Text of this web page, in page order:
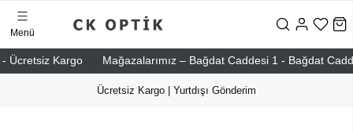
Ücretsiz Kargo Mağazalarımız – Bağdat Caddesi 1 - Bağdat
Menü
Ücretsiz Kargo | Yurtdışı Gönderim